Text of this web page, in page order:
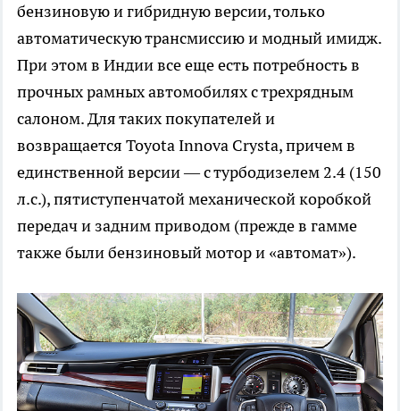
бензиновую и гибридную версии, только
автоматическую трансмиссию и модный имидж.
При этом в Индии все еще есть потребность в
прочных рамных автомобилях с трехрядным
салоном. Для таких покупателей и
возвращается Toyota Innova Crysta, причем в
единственной версии — с турбодизелем 2.4 (150
л.с.), пятиступенчатой механической коробкой
передач и задним приводом (прежде в гамме
также были бензиновый мотор и «автомат»).